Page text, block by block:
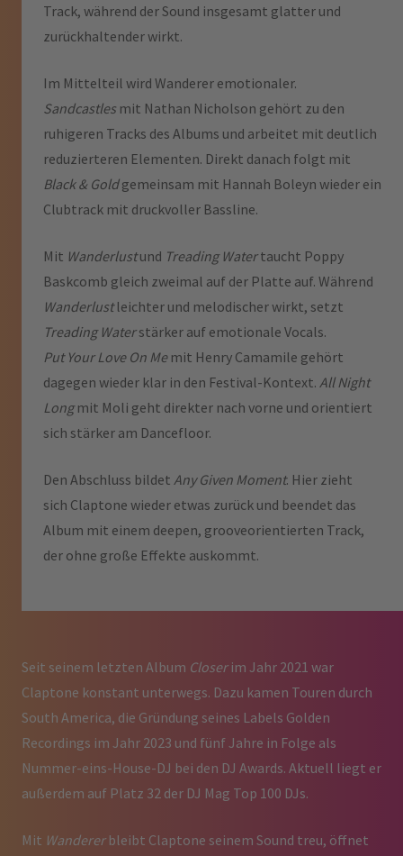
Track, während der Sound insgesamt glatter und
zurückhaltender wirkt.
Im Mittelteil wird Wanderer emotionaler.
Sandcastles mit Nathan Nicholson gehört zu den
ruhigeren Tracks des Albums und arbeitet mit deutlich
reduzierteren Elementen. Direkt danach folgt mit
Black & Goldgemeinsam mit Hannah Boleyn wieder ein
Clubtrack mit druckvoller Bassline.
Mit Wanderlustund Treading Watertaucht Poppy
Baskcomb gleich zweimal auf der Platte auf. Während
Wanderlustleichter und melodischer wirkt, setzt
Treading Waterstärker auf emotionale Vocals.
Put Your Love On Memit Henry Camamile gehört
dagegen wieder klar in den Festival-Kontext. All Night
Longmit Moli geht direkter nach vorne und orientiert
sich stärker am Dancefloor.
Den Abschluss bildet Any Given Moment. Hier zieht
sich Claptone wieder etwas zurück und beendet das
Album mit einem deepen, grooveorientierten Track,
der ohne große Effekte auskommt.
Seit seinem letzten Album Closerim Jahr 2021 war
Claptone konstant unterwegs. Dazu kamen Touren durch
South America, die Gründung seines Labels Golden
Recordings im Jahr 2023 und fünf Jahre in Folge als
Nummer-eins-House-DJ bei den DJ Awards. Aktuell liegt er
außerdem auf Platz 32 der DJ Mag Top 100 DJs.
Mit Wandererbleibt Claptone seinem Sound treu, öffnet